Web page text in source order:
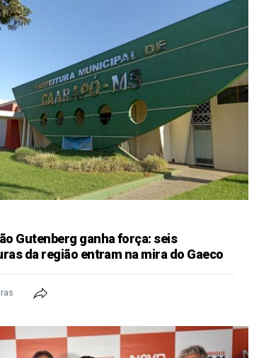
Gutenberg ganha força: seis
da região entram na mira do Gaeco